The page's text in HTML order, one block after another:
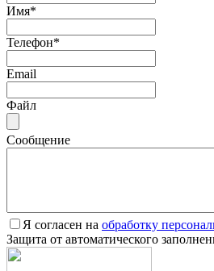
Имя*
Телефон*
Email
Файл
Сообщение
Я согласен на обработку
Защита от автоматического